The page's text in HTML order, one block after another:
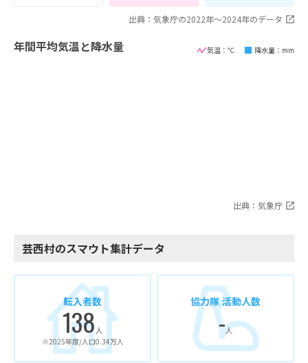
出典：気象庁の2022年〜2024年のデータ
年間平均気温と降水量 気温：℃ 降水量：mm
出典：気象庁
芸西村のスマウト集計データ
転入者数
138 人
※2025年度/人口0.34万人
協力隊 活動人数
-人